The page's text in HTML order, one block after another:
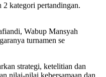
2 kategori pertandingan.
Wabup Mansyah
turnamen se
strategi, ketelitian dan
nilai-nilai kebersamaan dan